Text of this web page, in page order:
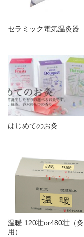
セラミック電気温灸器
はじめてのお灸
温暖 120壮or480壮（
用）